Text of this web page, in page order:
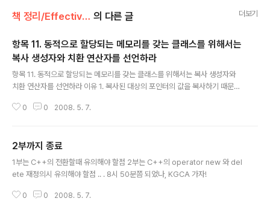
책 정리/Effective C++ 2판 의 다른 글 더보기
항목 11. 동적으로 할당되는 메모리를 갖는 클래스를 위해서는
복사 생성자와 치환 연산자를 선언하라
항목 11. 동적으로 할당되는 메모리를 갖는 클래스를 위해서는 복사 생성자와
치환 연산자를 선언하라 이유 1. 복사된 대상의 포인터의 값을 복사하기 때문이
류가 발생될수 있으므로 복사 생성자와 치환연산자를 깊은 복사로 하라는것 이
사용하여, 0일경우 지우는 방법 - 객체를 복사할때 와 지울때마다 카운팅 하여,
0이 되면 삭제하는 방법이다. 2. 깊은복사를 위하여 복사생성자와 치환연산자
를 변경하라 3. 복사 생성자와 치환연산자를 private: 에 묶어 버..
0 0 2008. 5. 7.
2부까지 종료
1부는 C++의 전환할때 유의해야 할점 2부는 C++의 operator new 와 del
ete 재정의시 유의해야 할점 .. . 8시 50분쯤 되었나, KGCA 가자!
0 0 2008. 5. 7.